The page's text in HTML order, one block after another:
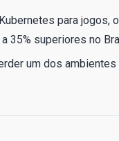
para
35% superiores no
um dos